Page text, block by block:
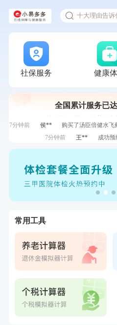
入职体检在线
甲状腺癌怎么
社保服务 健康
全国累计服务已达
刚刚
罗**
购买了美
1分钟前
何*
购买了
2分钟前
成功
2分钟前
李**
购买了七年五季黑
24g*2
4分钟前
购买了
成功
6分钟前
潘*
购买了美
7分钟前
侯**
购买了汤臣倍健水飞
7分钟前
王**
成功
成功
常用工具